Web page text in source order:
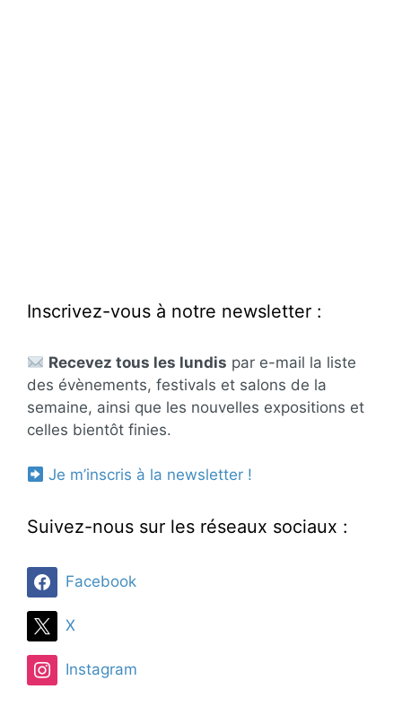
Inscrivez-vous à notre newsletter :
Recevez tous les lundis par e-mail la liste
des évènements, festivals et salons de la
semaine, ainsi que les nouvelles expositions et
celles bientôt finies.
Je m’inscris à la newsletter !
Suivez-nous sur les réseaux sociaux :
Facebook
X
Instagram